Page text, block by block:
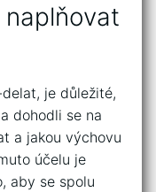
je důležité,
dohodli se na
a jakou výchovu
účelu je
aby se spolu